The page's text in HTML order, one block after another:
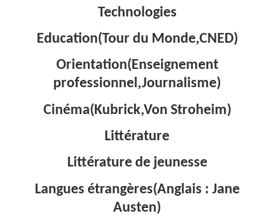
Technologies
Education(Tour du Monde,CNED)
Orientation(Enseignement
professionnel,Journalisme)
Cinéma(Kubrick,Von Stroheim)
Littérature
Littérature de jeunesse
Langues étrangères(Anglais : Jane
Austen)